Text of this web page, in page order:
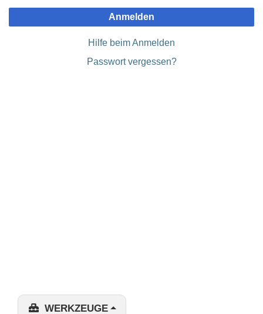
Anmelden
Hilfe beim Anmelden
Passwort vergessen?
WERKZEUGE